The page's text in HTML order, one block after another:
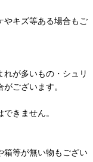
やキズ等ある場合もご
が多いもの・シュリ
ございます。
きません。
箱等が無い物もござい